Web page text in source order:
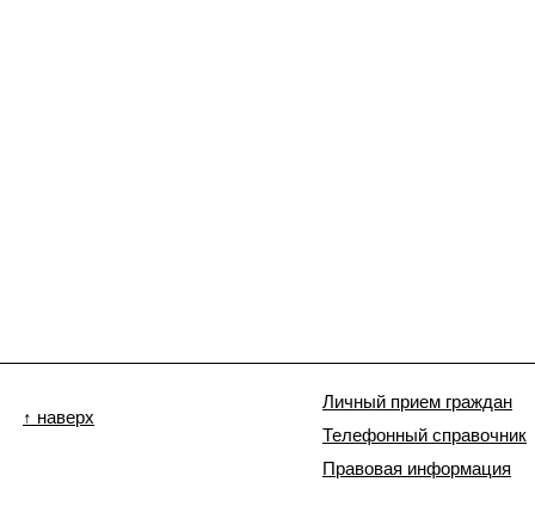
↑ наверх
Личный прием граждан
Телефонный справочник
Правовая информация